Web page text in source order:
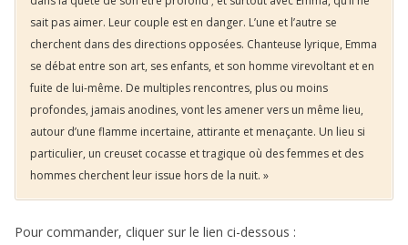
sait pas aimer. Leur couple est en danger. L’une et l’autre se
cherchent dans des directions opposées. Chanteuse lyrique, Emma
se débat entre son art, ses enfants, et son homme virevoltant et en
fuite de lui-même. De multiples rencontres, plus ou moins
profondes, jamais anodines, vont les amener vers un même lieu,
autour d’une flamme incertaine, attirante et menaçante. Un lieu si
particulier, un creuset cocasse et tragique où des femmes et des
hommes cherchent leur issue hors de la nuit. »
Pour commander, cliquer sur le lien ci-dessous :